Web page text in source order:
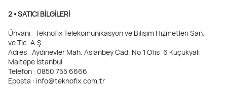
2 ⦁ SATICI BİLGİLERİ
Ünvanı : Teknofix Telekomünikasyon ve Bilişim Hizmetleri San.
ve Tic. A.Ş.
Adres : Aydınevler Mah. Aslanbey Cad. No:1 Ofis: 6 Küçükyalı
Maltepe İstanbul
Telefon : 0850 755 6666
Eposta : info@teknofix.com.tr